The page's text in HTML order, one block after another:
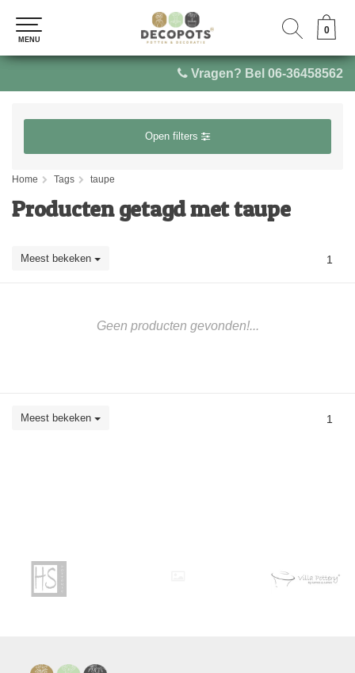
Vragen? Bel 06-36458562
0
MENU
0
MENU
Open filters
Home Tags taupe
Producten getagd met taupe
Meest bekeken 1
Geen producten gevonden!...
Meest bekeken 1